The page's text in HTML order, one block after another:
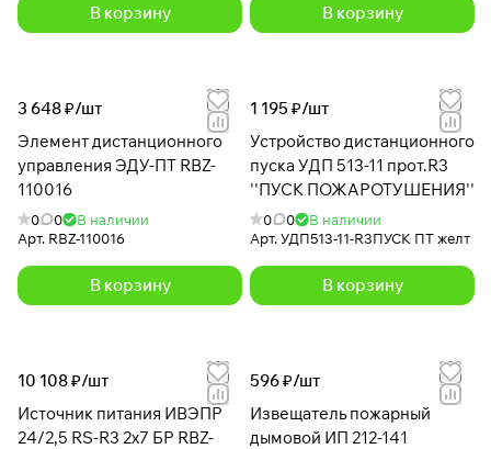
В корзину В корзину
3 648 ₽/шт
Элемент дистанционного
управления ЭДУ-ПТ RBZ-
110016
0 0
В наличии
Арт. RBZ-110016
В корзину
1 195 ₽/шт
Устройство дистанционного
пуска УДП 513-11 прот.R3
''ПУСК ПОЖАРОТУШЕНИЯ''
0 0
В наличии
Арт.УДП513-11-R3ПУСК ПТ желт
В корзину
10 108 ₽/шт
Источник питания ИВЭПР
24/2,5 RS-R3 2х7 БР RBZ-
596 ₽/шт
Извещатель пожарный
дымовой ИП 212-141